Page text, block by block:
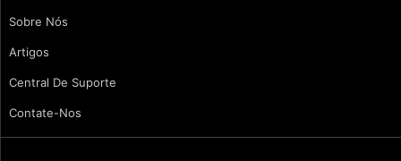
Sobre Nós
Artigos
Central De Suporte
Contate-Nos